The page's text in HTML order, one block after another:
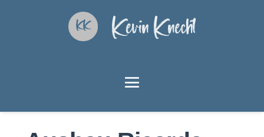
Kevin Knecht